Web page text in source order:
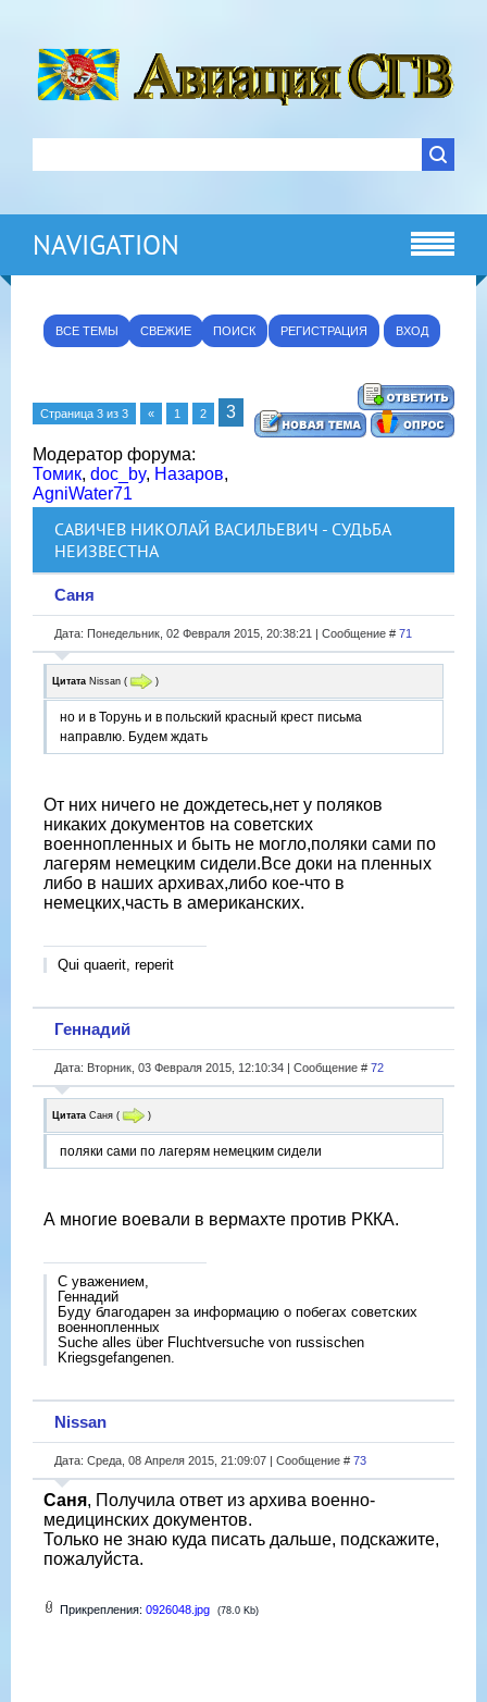
NAVIGATION
ВСЕ ТЕМЫ СВЕЖИЕ ПОИСК РЕГИСТРАЦИЯ ВХОД
Страница 3 из 3 « 1 2 3
Модератор форума:
Томик, doc_by, Назаров,
AgniWater71
САВИЧЕВ НИКОЛАЙ ВАСИЛЬЕВИЧ - СУДЬБА
НЕИЗВЕСТНА
Саня
Дата: Понедельник, 02 Февраля 2015, 20:38:21 | Сообщение # 71
Цитата Nissan ( )
но и в Торунь и в польский красный крест письма
направлю. Будем ждать
От них ничего не дождетесь,нет у поляков
никаких документов на советских
военнопленных и быть не могло,поляки сами по
лагерям немецким сидели.Все доки на пленных
либо в наших архивах,либо кое-что в
немецких,часть в американских.
Qui quaerit, reperit
Геннадий
Дата: Вторник, 03 Февраля 2015, 12:10:34 | Сообщение # 72
Цитата Саня ( )
поляки сами по лагерям немецким сидели
А многие воевали в вермахте против РККА.
С уважением,
Геннадий
Буду благодарен за информацию о побегах советских
военнопленных
Suche alles über Fluchtversuche von russischen
Kriegsgefangenen.
Nissan
Дата: Среда, 08 Апреля 2015, 21:09:07 | Сообщение # 73
Саня, Получила ответ из архива военно-
медицинских документов.
Только не знаю куда писать дальше, подскажите,
пожалуйста.
Прикрепления: 0926048.jpg (78.0 Kb)